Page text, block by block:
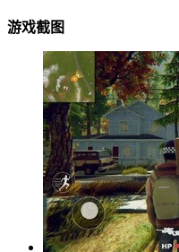
游戏截图